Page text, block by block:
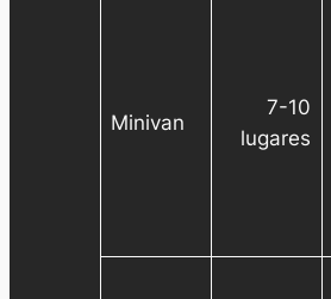
Minivan
7-10
lugares